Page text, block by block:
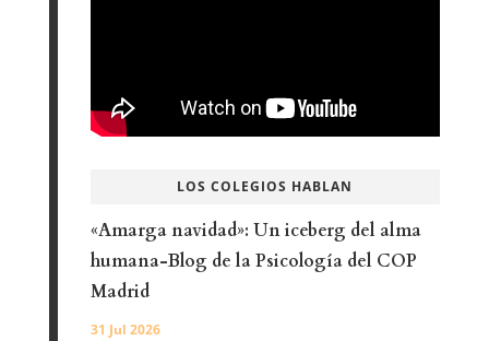
LOS COLEGIOS HABLAN
«Amarga navidad»: Un iceberg del alma
humana-Blog de la Psicología del COP
Madrid
31 Jul 2026